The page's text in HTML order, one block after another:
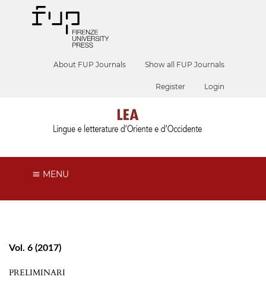
About FUP Journals Show all FUP Journals
Register Login
MENU
Vol. 6 (2017)
PRELIMINARI